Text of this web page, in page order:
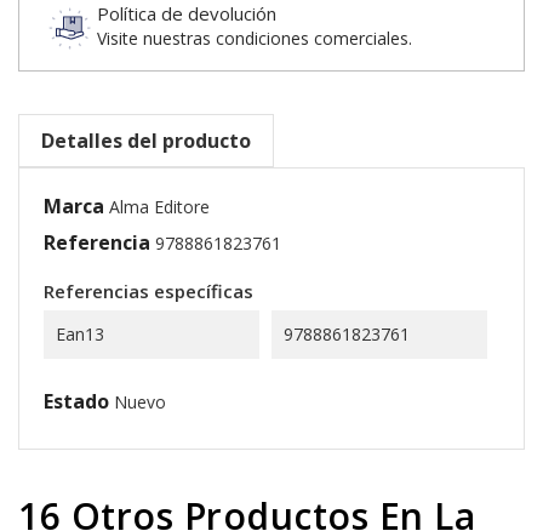
Política de devolución
Visite nuestras condiciones comerciales.
Detalles del producto
Marca Alma Editore
Referencia 9788861823761
Referencias específicas
Ean13 9788861823761
Estado Nuevo
16 Otros Productos En La